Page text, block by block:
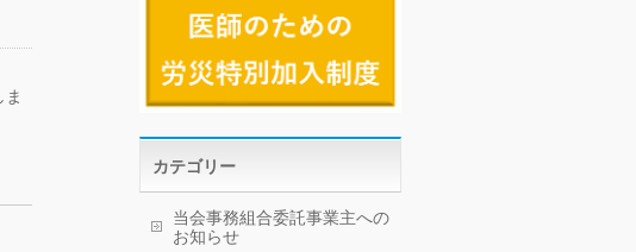
カテゴリー
当会事務組合委託事業主への
お知らせ